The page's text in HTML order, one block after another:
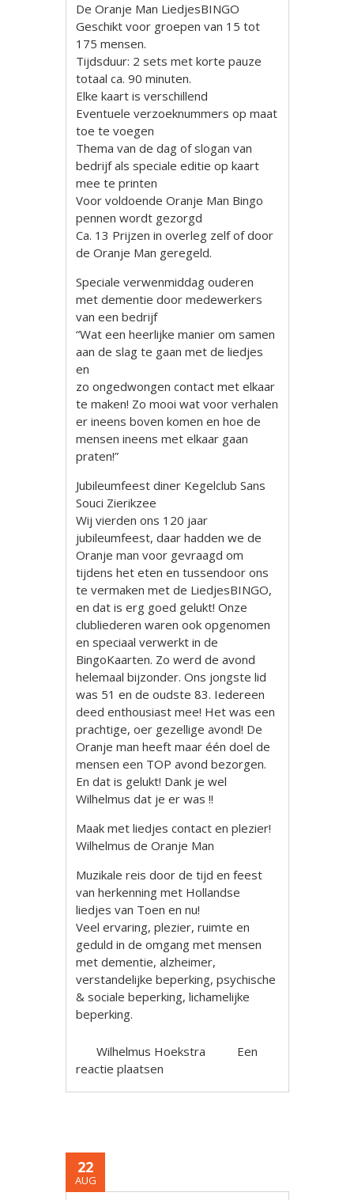
De Oranje Man LiedjesBINGO
Geschikt voor groepen van 15 tot
175 mensen.
Tijdsduur: 2 sets met korte pauze
totaal ca. 90 minuten.
Elke kaart is verschillend
Eventuele verzoeknummers op maat
toe te voegen
Thema van de dag of slogan van
bedrijf als speciale editie op kaart
mee te printen
Voor voldoende Oranje Man Bingo
pennen wordt gezorgd
Ca. 13 Prijzen in overleg zelf of door
de Oranje Man geregeld.
Speciale verwenmiddag ouderen
met dementie door medewerkers
van een bedrijf
“Wat een heerlijke manier om samen
aan de slag te gaan met de liedjes
en
zo ongedwongen contact met elkaar
te maken! Zo mooi wat voor verhalen
er ineens boven komen en hoe de
mensen ineens met elkaar gaan
praten!”
Jubileumfeest diner Kegelclub Sans
Souci Zierikzee
Wij vierden ons 120 jaar
jubileumfeest, daar hadden we de
Oranje man voor gevraagd om
tijdens het eten en tussendoor ons
te vermaken met de LiedjesBINGO,
en dat is erg goed gelukt! Onze
clubliederen waren ook opgenomen
en speciaal verwerkt in de
BingoKaarten. Zo werd de avond
helemaal bijzonder. Ons jongste lid
was 51 en de oudste 83. Iedereen
deed enthousiast mee! Het was een
prachtige, oer gezellige avond! De
Oranje man heeft maar één doel de
mensen een TOP avond bezorgen.
En dat is gelukt! Dank je wel
Wilhelmus dat je er was !!
Maak met liedjes contact en plezier!
Wilhelmus de Oranje Man
Muzikale reis door de tijd en feest
van herkenning met Hollandse
liedjes van Toen en nu!
Veel ervaring, plezier, ruimte en
geduld in de omgang met mensen
met dementie, alzheimer,
verstandelijke beperking, psychische
& sociale beperking, lichamelijke
beperking.
Wilhelmus Hoekstra
Een
reactie plaatsen
22
AUG